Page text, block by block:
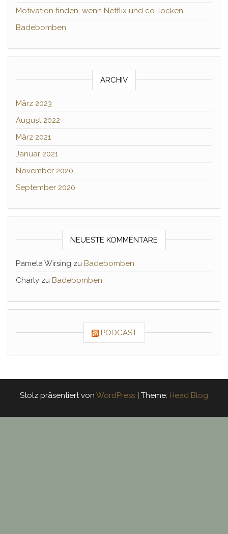
Motivation finden, wenn Netflix und co. locken
Badebomben
ARCHIV
März 2023
August 2022
März 2021
Januar 2021
November 2020
September 2020
NEUESTE KOMMENTARE
Pamela Wirsing zu Badebomben
Charly zu Badebomben
PODCAST
Stolz präsentiert von WordPress | Theme: Head Blog